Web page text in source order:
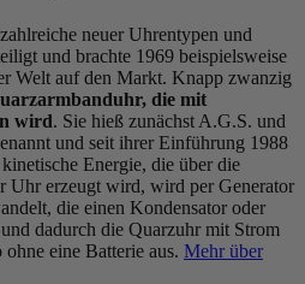
neuer Uhrentypen und
und brachte 1969 beispielsweise
Welt auf den Markt. Knapp zwanzig
die mit
wird. Sie hieß zunächst A.G.S. und
und seit ihrer Einführung 1988
Energie, die über die
Uhr erzeugt wird, wird per Generator
die einen Kondensator oder
dadurch die Quarzuhr mit Strom
eine Batterie aus. Mehr über